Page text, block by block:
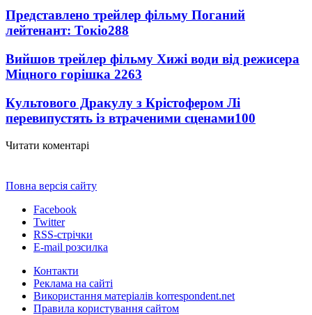
Представлено трейлер фільму Поганий
лейтенант: Токіо288
Вийшов трейлер фільму Хижі води від режисера
Міцного горішка 2263
Культового Дракулу з Крістофером Лі
перевипустять із втраченими сценами100
Читати коментарі
Повна версія сайту
Facebook
Twitter
RSS-стрічки
E-mail розсилка
Контакти
Реклама на сайті
Використання матеріалів korrespondent.net
Правила користування сайтом